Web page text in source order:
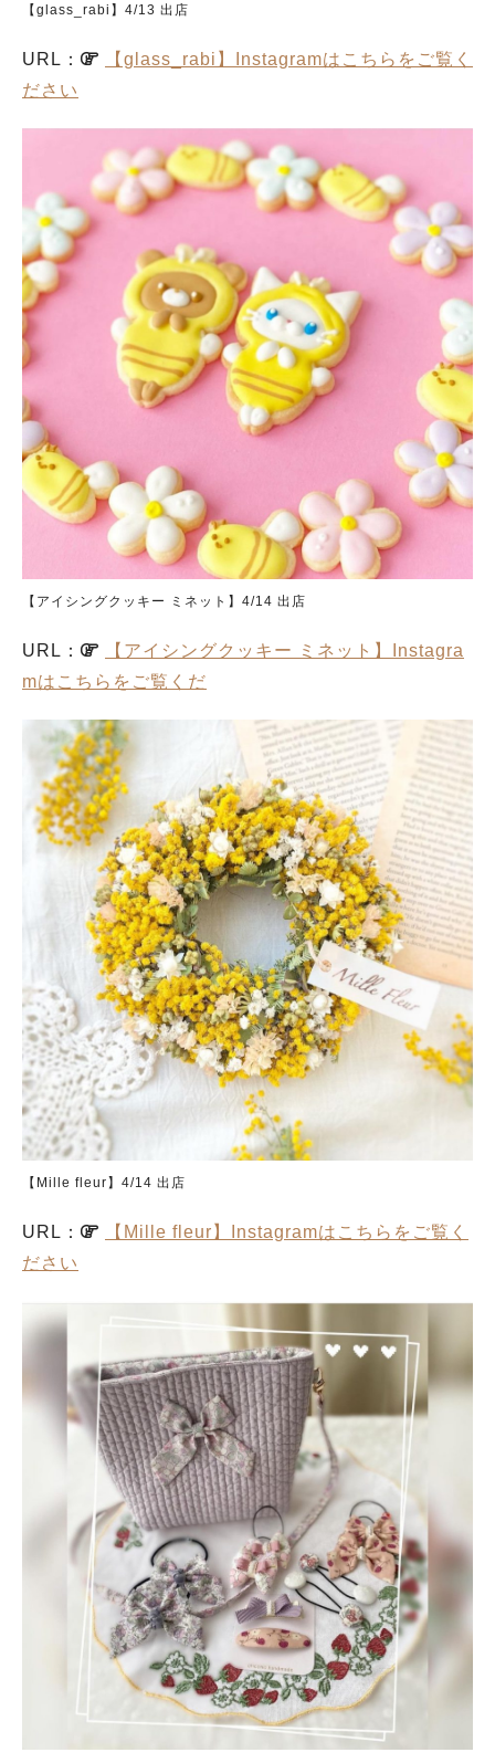
【glass_rabi】4/13 出店
URL：
【glass_rabi】Instagramはこちらをご覧く
ださい
【アイシングクッキー ミネット】4/14 出店
URL：
【アイシングクッキー ミネット】Instagra
mはこちらをご覧くだ
【Mille fleur】4/14 出店
URL：
【Mille fleur】Instagramはこちらをご覧く
ださい